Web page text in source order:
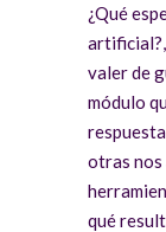
¿Qué
artificial?,
valer de
módulo
otras nos
qué